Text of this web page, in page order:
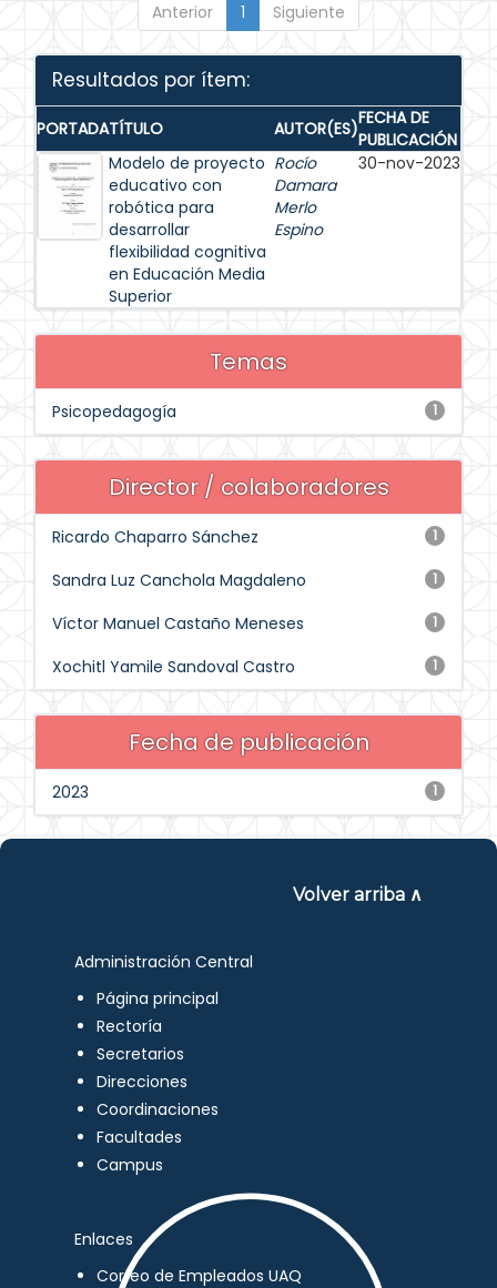
Anterior 1 Siguiente
Resultados por ítem:
PORTADATÍTULO AUTOR(ES)FECHA DE
PUBLICACIÓN
Modelo de proyecto
educativo con
robótica para
desarrollar
flexibilidad cognitiva
en Educación Media
Superior
Rocío
Damara
Merlo
Espino
30-nov-2023
Temas
1
Psicopedagogía
Director / colaboradores
1
Ricardo Chaparro Sánchez
1
Sandra Luz Canchola Magdaleno
1
Víctor Manuel Castaño Meneses
1
Xochitl Yamile Sandoval Castro
Fecha de publicación
1
2023
Volver arriba ∧
Administración Central
Página principal
Rectoría
Secretarios
Direcciones
Coordinaciones
Facultades
Campus
Enlaces
Correo de Empleados UAQ